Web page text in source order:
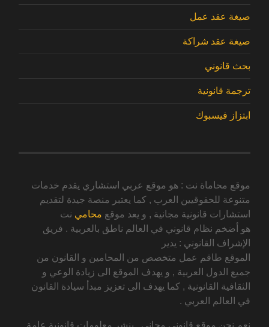
صيغة عقد عمل
صيغة عقد شراكة
بحث قانوني
ترجمة قانونية
ابتزاز فيسبوك
موقع محاماة نت : هو موقع عربي استشاري يقدم خدمات
متنوعة للحقوقيين العرب , كما يعتبر منصة جيدة لتقديم
استشارات قانونية مجانية , و يعد موقع محامي نت
هو أضخم نظام قانوني في العالم ناطق بالعربية . فريق
الإشراف القانوني : يدير
الموقع طاقم عمل متخصص من المحامين و القانون من
جميع الدول العربية , و يهدف الموقع الى زيادة الوعي و
الثقافية القانونية , كما يهدف الى تعزيز مبدأ سيادة القانون
في العالم العربي .